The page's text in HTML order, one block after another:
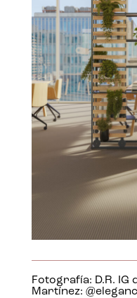
Fotografía: D.R. IG
Martínez: